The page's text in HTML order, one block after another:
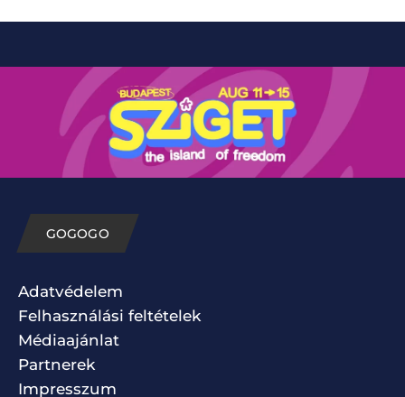
GOGOGO
Adatvédelem
Felhasználási feltételek
Médiaajánlat
Partnerek
Impresszum